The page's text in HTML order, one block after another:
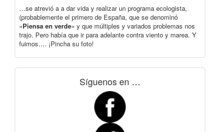
…se atrevió a a dar vida y realizar un programa ecologista,
(probablemente el primero de España, que se denominó
«Piensa en verde» y que múltiples y variados problemas nos
trajo. Pero había que ir para adelante contra viento y marea. Y
fuimos…. ¡Pincha su foto!
Síguenos en …